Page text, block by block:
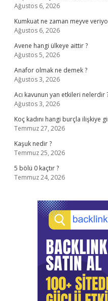
Ağustos 6, 2026
Kumkuat ne zaman meyve
Ağustos 6, 2026
Avene hangi ülkeye aittir ?
Ağustos 5, 2026
Anafor olmak ne demek ?
Ağustos 3, 2026
Acı kavunun yan etkileri nelerdir
Ağustos 3, 2026
Koç kadını hangi burçla ilişkiye
Temmuz 27, 2026
Kaşuk nedir ?
Temmuz 25, 2026
5 bölü 0 kaçtır ?
Temmuz 24, 2026